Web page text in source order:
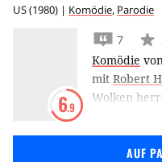
US(1980) | Komödie, Parodie
6.9
7
Komödie
mit Robert
Wolken
Flugzeug
AUF